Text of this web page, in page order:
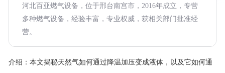
河北百亚燃气设备，位于邢台南宫市，2016年成立，专营
多种燃气设备，经验丰富，专业权威，获相关部门批准经
营。
介绍： 本文揭秘天然气如何通过降温加压变成液体，以及它如何通